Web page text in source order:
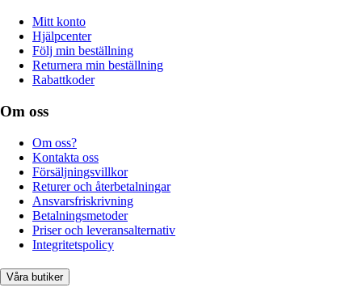
Mitt konto
Hjälpcenter
Följ min beställning
Returnera min beställning
Rabattkoder
Om oss
Om oss?
Kontakta oss
Försäljningsvillkor
Returer och återbetalningar
Ansvarsfriskrivning
Betalningsmetoder
Priser och leveransalternativ
Integritetspolicy
Våra butiker